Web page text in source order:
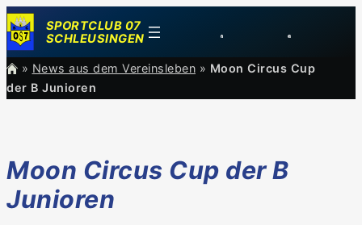
Zum
Inhalt
springen
SPORTCLUB 07
SCHLEUSINGEN
» News aus dem Vereinsleben » Moon Circus Cup
der B Junioren
Moon Circus Cup der B
Junioren